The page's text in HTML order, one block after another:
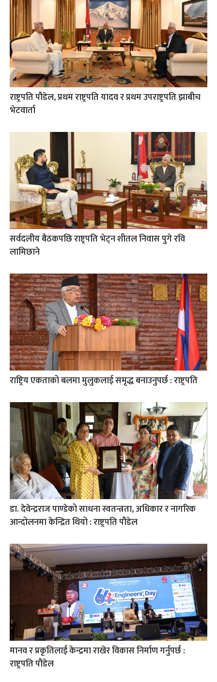
राष्ट्रपति पौडेल, प्रथम राष्ट्रपति यादव र प्रथम उपराष्ट्रपति झाबीच
भेटवार्ता
सर्वदलीय बैठकपछि राष्ट्रपति भेट्न शीतल निवास पुगे रवि
लामिछाने
राष्ट्रिय एकताको बलमा मुलुकलाई समृद्ध बनाउनुपर्छ : राष्ट्रपति
डा. देवेन्द्रराज पाण्डेको साधना स्वतन्त्रता, अधिकार र नागरिक
आन्दोलनमा केन्द्रित थियो : राष्ट्रपति पौडेल
मानव र प्रकृतिलाई केन्द्रमा राखेर विकास निर्माण गर्नुपर्छ :
राष्ट्रपति पौडेल